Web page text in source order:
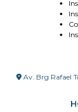
Av. Brg Rafael